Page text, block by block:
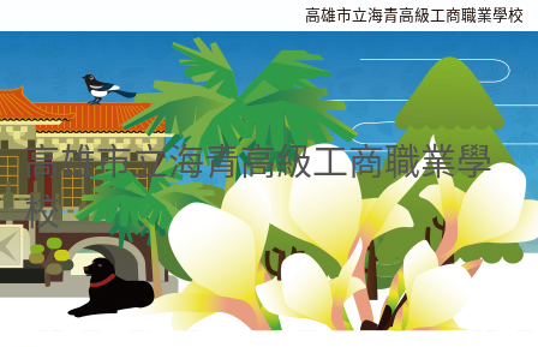
高雄市立海青高級工商職業學校
高雄市立海青高級工商職業學
校